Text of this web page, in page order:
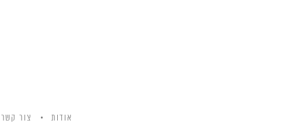
אודות צור קשר